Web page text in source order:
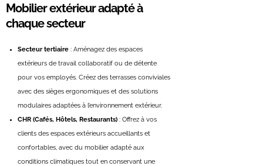
Mobilier extérieur adapté à
chaque secteur
Secteur tertiaire : Aménagez des espaces
extérieurs de travail collaboratif ou de détente
pour vos employés. Créez des terrasses conviviales
avec des sièges ergonomiques et des solutions
modulaires adaptées à l’environnement extérieur.
CHR (Cafés, Hôtels, Restaurants) : Offrez à vos
clients des espaces extérieurs accueillants et
confortables, avec du mobilier adapté aux
conditions climatiques tout en conservant une